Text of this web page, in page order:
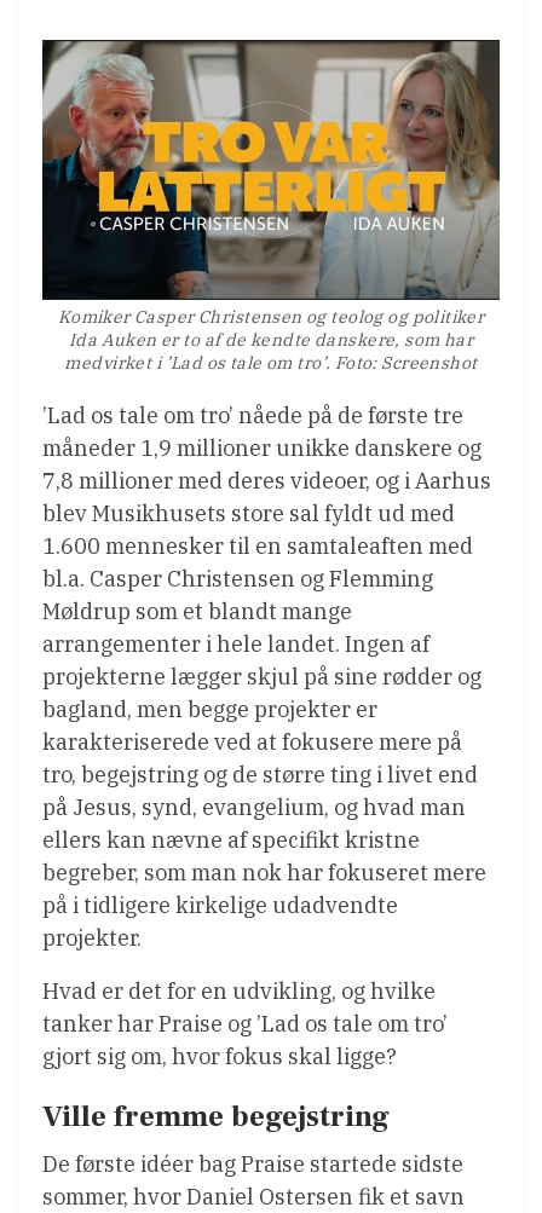
Komiker Casper Christensen og teolog og politiker
Ida Auken er to af de kendte danskere, som har
medvirket i ’Lad os tale om tro’. Foto: Screenshot
’Lad os tale om tro’ nåede på de første tre
måneder 1,9 millioner unikke danskere og
7,8 millioner med deres videoer, og i Aarhus
blev Musikhusets store sal fyldt ud med
1.600 mennesker til en samtaleaften med
bl.a. Casper Christensen og Flemming
Møldrup som et blandt mange
arrangementer i hele landet. Ingen af
projekterne lægger skjul på sine rødder og
bagland, men begge projekter er
karakteriserede ved at fokusere mere på
tro, begejstring og de større ting i livet end
på Jesus, synd, evangelium, og hvad man
ellers kan nævne af specifikt kristne
begreber, som man nok har fokuseret mere
på i tidligere kirkelige udadvendte
projekter.
Hvad er det for en udvikling, og hvilke
tanker har Praise og ’Lad os tale om tro’
gjort sig om, hvor fokus skal ligge?
Ville fremme begejstring
De første idéer bag Praise startede sidste
sommer, hvor Daniel Ostersen fik et savn